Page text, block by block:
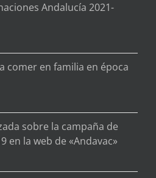
Andalucía 2021-
comer en familia en época
sobre la campaña de
en la web de «Andavac»